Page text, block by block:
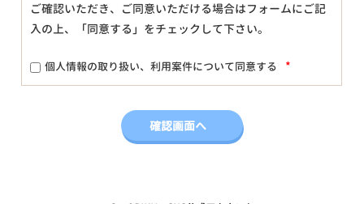
ご確認いただき、ご同意いただける場合はフォームにご記
入の上、「同意する」をチェックして下さい。
個人情報の取り扱い、利用案件について同意する *